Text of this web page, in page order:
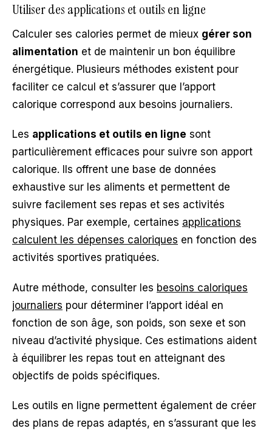
Utiliser des applications et outils en ligne
Calculer ses calories permet de mieux gérer son
alimentation et de maintenir un bon équilibre
énergétique. Plusieurs méthodes existent pour
faciliter ce calcul et s’assurer que l’apport
calorique correspond aux besoins journaliers.
Les applications et outils en ligne sont
particulièrement efficaces pour suivre son apport
calorique. Ils offrent une base de données
exhaustive sur les aliments et permettent de
suivre facilement ses repas et ses activités
physiques. Par exemple, certaines applications
calculent les dépenses caloriques en fonction des
activités sportives pratiquées.
Autre méthode, consulter les besoins caloriques
journaliers pour déterminer l’apport idéal en
fonction de son âge, son poids, son sexe et son
niveau d’activité physique. Ces estimations aident
à équilibrer les repas tout en atteignant des
objectifs de poids spécifiques.
Les outils en ligne permettent également de créer
des plans de repas adaptés, en s’assurant que les